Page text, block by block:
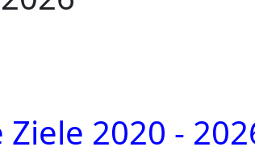
Ziele 2020 -